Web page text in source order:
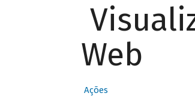
Web
Ações